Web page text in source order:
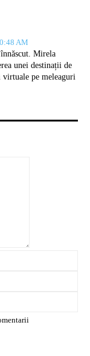
AM
Mirela
unei destinații de
virtuale pe meleaguri